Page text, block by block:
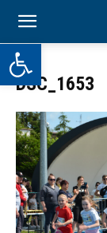
Otwórz pasek narzędzi
DSC_1653